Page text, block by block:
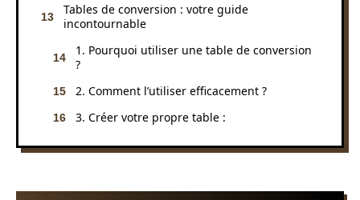
Tables de conversion : votre guide
incontournable
1. Pourquoi utiliser une table de conversion
?
2. Comment l’utiliser efficacement ?
3. Créer votre propre table :